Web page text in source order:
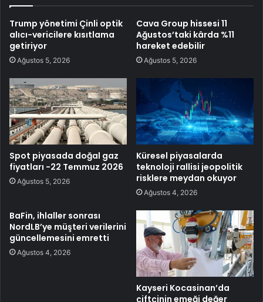
Trump yönetimi Çinli optik
alıcı-vericilere kısıtlama
getiriyor
Ağustos 5, 2026
Cava Group hissesi 11
Ağustos’taki kârda %11
hareket edebilir
Ağustos 5, 2026
Spot piyasada doğal gaz
fiyatları -22 Temmuz 2026
Ağustos 5, 2026
Küresel piyasalarda
teknoloji rallisi jeopolitik
risklere meydan okuyor
Ağustos 4, 2026
BaFin, ihlaller sonrası
NordLB’ye müşteri verilerini
güncellemesini emretti
Ağustos 4, 2026
Kayseri Kocasinan’da
çiftçinin emeği değer